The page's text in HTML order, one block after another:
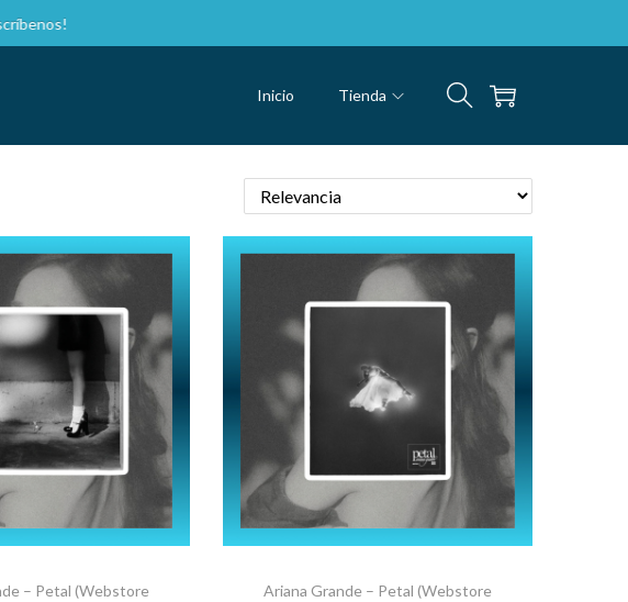
Inicio Tienda
– Petal (Webstore
Ariana Grande – Petal (Webstore